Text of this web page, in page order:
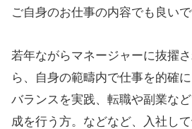
ご自身のお仕事の内容でも良いで
若年ながらマネージャーに抜擢
ら、自身の範疇内で仕事を的確
バランスを実践、転職や副業な
成を行う方。などなど、入社し